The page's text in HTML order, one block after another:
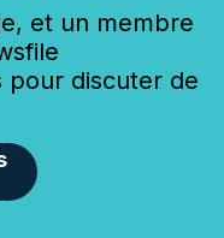
et un membre
pour discuter de